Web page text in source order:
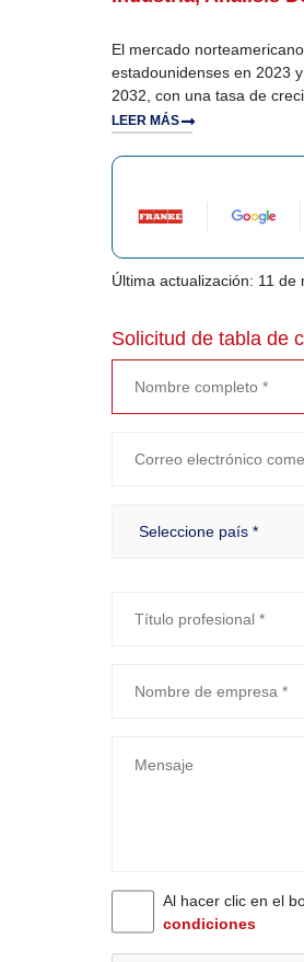
El mercado
estadounidenses en 2023
2032, con una tasa de
LEER MÁS
Última actualización: 11
Solicitud de tabla de
Al hacer clic en el
condiciones